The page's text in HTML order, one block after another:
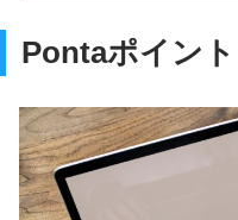
Pontaポイン